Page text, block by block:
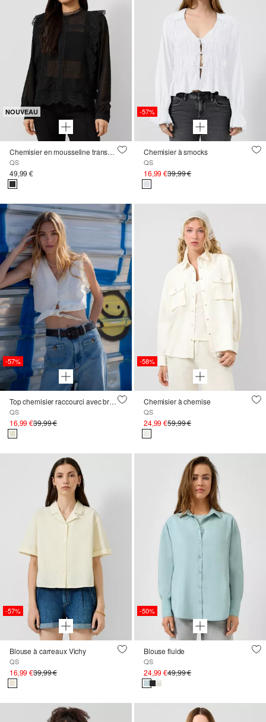
NOUVEAU
Chemisier en mousseline transparente
QS
49,99 €
-57%
Chemisier à smocks
QS
16,99 €39,99 €
-57%
Top chemisier raccourci avec broderie
QS
16,99 €39,99 €
-58%
Chemisier à chemise
QS
24,99 €59,99 €
-57%
Blouse à carreaux Vichy
QS
16,99 €39,99 €
-50%
Blouse fluide
QS
24,99 €49,99 €